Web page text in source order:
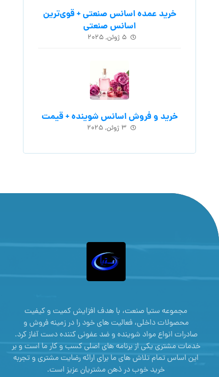
خرید عمده اسانس صنعتی + قوی‌ترین
اسانس‌ صنعتی
۵ ژوئن, ۲۰۲۵
خرید و فروش اسانس شوینده + قیمت
۳ ژوئن, ۲۰۲۵
مجموعه ستیا صنعت، با هدف افزایش کمیت و کیفیت
محصولات داخلی، فعالیت های خود را در زمینه فروش و
صادرات انواع مواد شوینده و ضد عفونی کننده دست آغاز کرد.
خدمات مشتری یکی از برنامه های اصلی کسب و کار ما است و بر
این اساس تمام تلاش های ما برای ارائه رضایت مشتری و تجربه
خرید خوب در ذهن مشتریان عزیز است.